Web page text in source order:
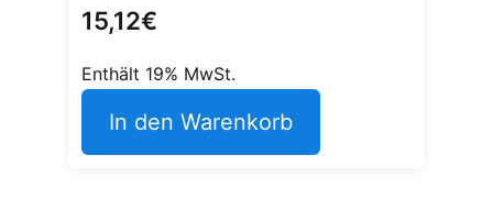
15,12€
Enthält 19% MwSt.
In den Warenkorb